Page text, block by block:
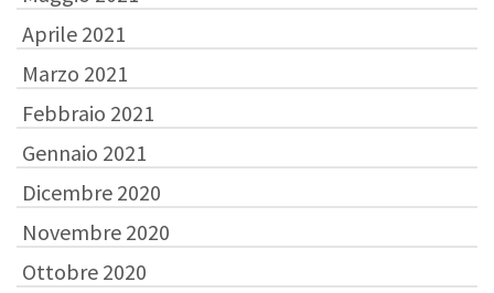
Aprile 2021
Marzo 2021
Febbraio 2021
Gennaio 2021
Dicembre 2020
Novembre 2020
Ottobre 2020